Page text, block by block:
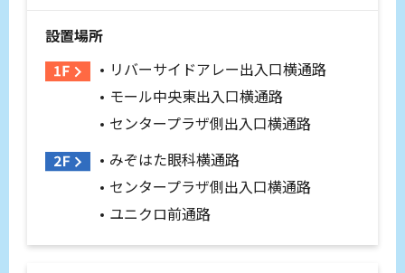
設置場所
リバーサイドアレー出入口横通路
モール中央東出入口横通路
センタープラザ側出入口横通路
みぞはた眼科横通路
センタープラザ側出入口横通路
ユニクロ前通路